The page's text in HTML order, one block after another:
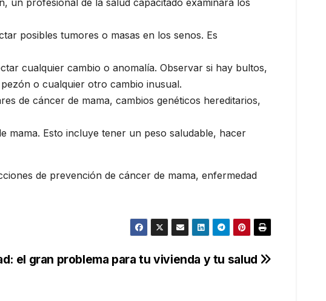
posibles tumores o masas en los senos. Es
cualquier cambio o anomalía. Observar si hay bultos,
o cualquier otro cambio inusual.
de cáncer de mama, cambios genéticos hereditarios,
mama. Esto incluye tener un peso saludable, hacer
de prevención de cáncer de mama, enfermedad
el gran problema para tu vivienda y tu salud